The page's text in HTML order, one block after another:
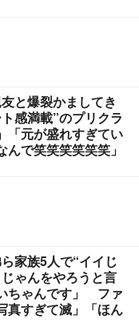
と爆裂かましてき
感満載”のプリクラ
「元が盛れすぎてい
で笑笑笑笑笑笑」
家族5人で“イイじ
ゃんをやろうと言
ちゃんです」 ファ
真すぎて滅」「ほん